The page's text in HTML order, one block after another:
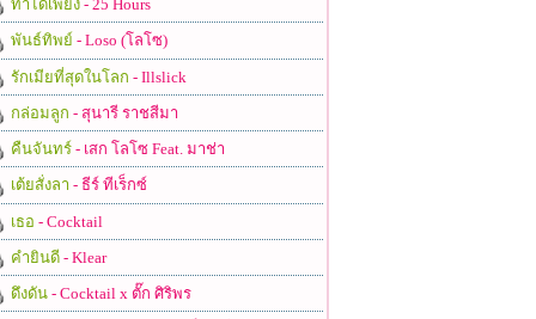
ทำได้เพียง- 25 Hours
พันธ์ทิพย์ - Loso (โลโซ)
รักเมียที่สุดในโลก - Illslick
กล่อมลูก - สุนารี ราชสีมา
คืนจันทร์- เสก โลโซ Feat. มาช่า
เต้ยสั่งลา - ธีร์ ทีเร็กซ์
เธอ - Cocktail
คำยินดี- Klear
ดึงดัน- Cocktail x ตั๊ก ศิริพร